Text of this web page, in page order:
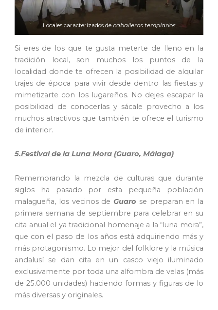
Locales caracterizados de caballeros templarios
Si eres de los que te gusta meterte de lleno en la
tradición local, son muchos los puntos de la
localidad donde te ofrecen la posibilidad de alquilar
trajes de época para vivir desde dentro las fiestas y
mimetizarte con los lugareños. No dejes escapar la
posibilidad de conocerlas y sácale provecho a los
muchos atractivos que también te ofrece el turismo
de interior.
5.Festival de la Luna Mora (Guaro, Málaga)
Rememorando la mezcla de culturas que durante
siglos ha pasado por esta pequeña población
malagueña, los vecinos de Guaro se preparan en la
primera semana de septiembre para celebrar en su
cita anual el ya tradicional homenaje a la “luna mora”,
que con el paso de los años está adquiriendo más y
más protagonismo. Lo mejor del folklore y la música
andalusí se dan cita en un casco viejo iluminado
exclusivamente por toda una alfombra de velas (más
de 25.000 unidades) haciendo formas y figuras de lo
más diversas y originales.